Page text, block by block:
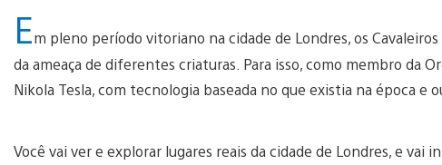
Em pleno período vitoriano na cidade de Londres, os
da ameaça de diferentes criaturas. Para isso, como membro da
Nikola Tesla, com tecnologia baseada no que existia na época e
Você vai ver e explorar lugares reais da cidade de Londres, e vai